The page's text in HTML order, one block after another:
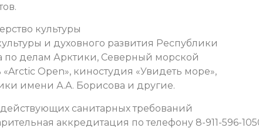
культуры
и духовного развития Республики
по делам Арктики, Северный морской
Open», киностудия «Увидеть море»,
имени А.А. Борисова и другие.
санитарных требований
аккредитация по телефону 8-911-596-